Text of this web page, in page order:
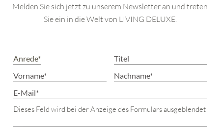
Melden Sie sich jetzt zu unserem Newsletter an und treten
Sie ein in die Welt von LIVING DELUXE.
Dieses Feld wird bei der Anzeige des Formulars ausgeblendet